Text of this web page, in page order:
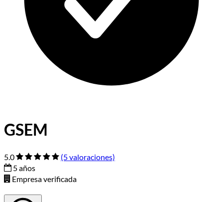
GSEM
5.0
(5 valoraciones)
5 años
Empresa verificada